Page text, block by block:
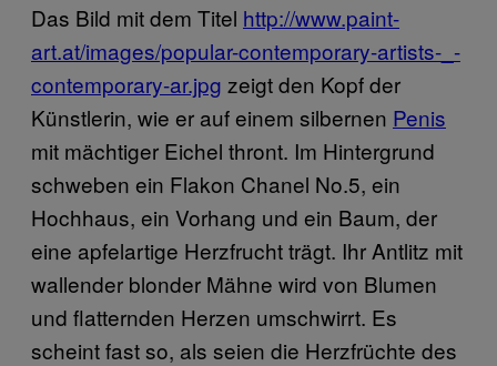
Das Bild mit dem Titel http://www.paint-
art.at/images/popular-contemporary-artists-_-
contemporary-ar.jpg zeigt den Kopf der
Künstlerin, wie er auf einem silbernen Penis
mit mächtiger Eichel thront. Im Hintergrund
schweben ein Flakon Chanel No.5, ein
Hochhaus, ein Vorhang und ein Baum, der
eine apfelartige Herzfrucht trägt. Ihr Antlitz mit
wallender blonder Mähne wird von Blumen
und flatternden Herzen umschwirrt. Es
scheint fast so, als seien die Herzfrüchte des